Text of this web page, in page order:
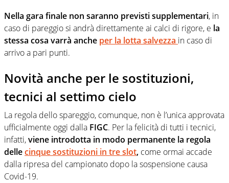
Nella gara finale non saranno previsti supplementari, in
caso di pareggio si andrà direttamente ai calci di rigore, e la
stessa cosa varrà anche per la lotta salvezza in caso di
arrivo a pari punti.
Novità anche per le sostituzioni,
tecnici al settimo cielo
La regola dello spareggio, comunque, non è l’unica approvata
ufficialmente oggi dalla FIGC. Per la felicità di tutti i tecnici,
infatti,viene introdotta in modo permanente la regola
dellecinque sostituzioni in tre slot, come ormai accade
dalla ripresa del campionato dopo la sospensione causa
Covid-19.